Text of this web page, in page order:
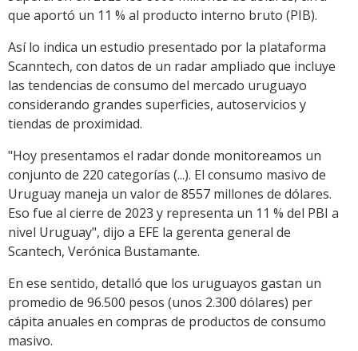
que aportó un 11 % al producto interno bruto (PIB).
Así lo indica un estudio presentado por la plataforma
Scanntech, con datos de un radar ampliado que incluye
las tendencias de consumo del mercado uruguayo
considerando grandes superficies, autoservicios y
tiendas de proximidad.
"Hoy presentamos el radar donde monitoreamos un
conjunto de 220 categorías (...). El consumo masivo de
Uruguay maneja un valor de 8557 millones de dólares.
Eso fue al cierre de 2023 y representa un 11 % del PBI a
nivel Uruguay", dijo a EFE la gerenta general de
Scantech, Verónica Bustamante.
En ese sentido, detalló que los uruguayos gastan un
promedio de 96.500 pesos (unos 2.300 dólares) per
cápita anuales en compras de productos de consumo
masivo.